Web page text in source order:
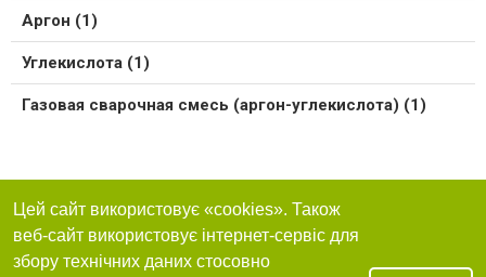
Аргон (1)
Углекислота (1)
Газовая сварочная смесь (аргон-углекислота) (1)
Цей сайт використовує «cookies». Також
веб-сайт використовує інтернет-сервіс для
збору технічних даних стосовно